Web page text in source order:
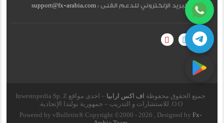
البريد الإلكتروني للدعم الفنى :support@fx-arabia.com
جميع الحقوق محفوظة اف اكس ارابيا
– احدى مواقع Inwestopedia Sp. Z
O.O. للاستشارات و التدريب – جمهورية بولندا الإتحادية.
Powered by vBulletin® Copyright ©2000 - 2026 , Designed byFx-